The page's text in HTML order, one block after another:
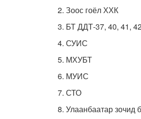
Зоос гоёл ХХК
БТ ДДТ-37, 40, 41,
СУИС
МХУБТ
МУИС
СТО
Улаанбаатар зочид